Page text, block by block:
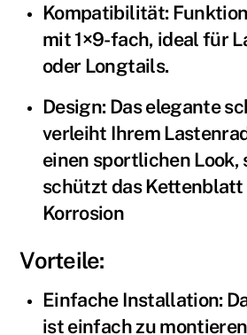
Kompatibilität:
mit 1×9-fach, ideal für
oder Longtails.
Design: Das elegante
verleiht Ihrem
einen sportlichen Look,
schützt das Kettenblatt
Korrosion
Vorteile:
Einfache Installation:
ist einfach zu